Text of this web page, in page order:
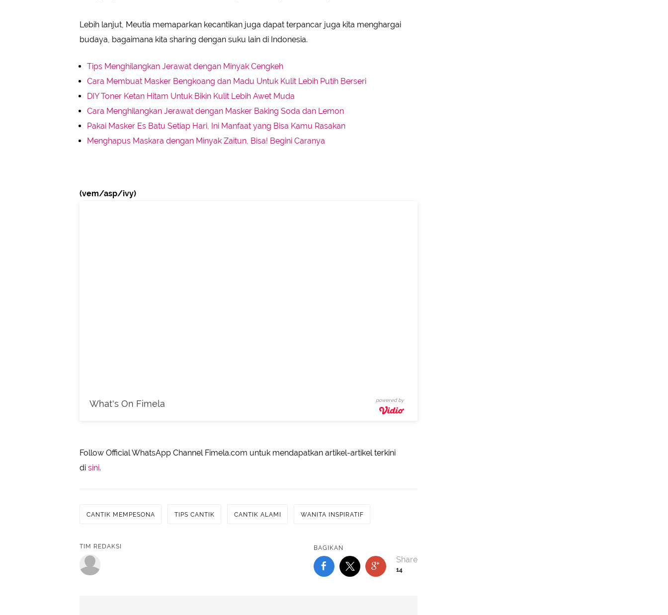
Lebih lanjut, Meutia memaparkan kecantikan juga dapat terpancar juga kita menghargai
budaya, bagaimana kita sharing dengan suku lain di Indonesia.
Tips Menghilangkan Jerawat dengan Minyak Cengkeh
Cara Membuat Masker Bengkoang dan Madu Untuk Kulit Lebih Putih Berseri
DIY Toner Ketan Hitam Untuk Bikin Kulit Lebih Awet Muda
Cara Menghilangkan Jerawat dengan Masker Baking Soda dan Lemon
Pakai Masker Es Batu Setiap Hari, Ini Manfaat yang Bisa Kamu Rasakan
Menghapus Maskara dengan Minyak Zaitun, Bisa! Begini Caranya
(vem/asp/ivy)
What's On Fimela powered by
Follow Official WhatsApp Channel Fimela.com untuk mendapatkan artikel-artikel terkini
di sini.
CANTIK MEMPESONA TIPS CANTIK CANTIK ALAMI WANITA INSPIRATIF
TIM REDAKSI BAGIKAN
14